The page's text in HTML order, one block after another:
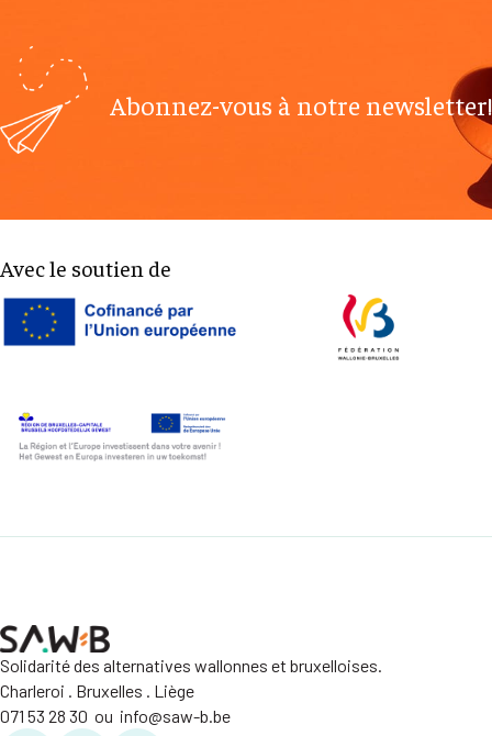
Abonnez-vous à notre newsletter!
Avec le soutien de
Solidarité des alternatives wallonnes et bruxelloises.
Charleroi . Bruxelles . Liège
071 53 28 30 ou info@saw-b.be